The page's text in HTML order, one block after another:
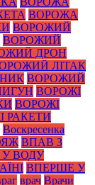
ВОРОЖА
ВОРОЖИЙ
ВОРОЖИЙ
ДРОН
ЛІТАК
ВОРОЖИЙ
ВОРОЖІ
ВОРОЖІ
РАКЕТИ
Воскресенка
ВПАВ З
ВОДУ
ВПЕРШЕ У
врач Врачи